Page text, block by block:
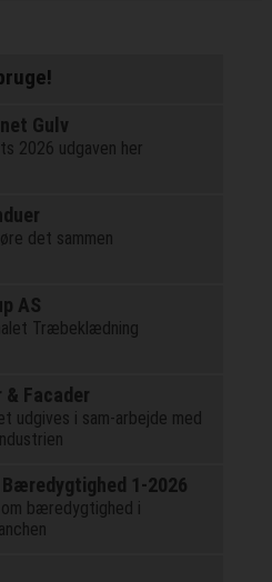
Gulv
2026 udgaven her
det sammen
AS
Træbeklædning
& Facader
udgives i sam-arbejde med
1-2026
om bæredygtighed i